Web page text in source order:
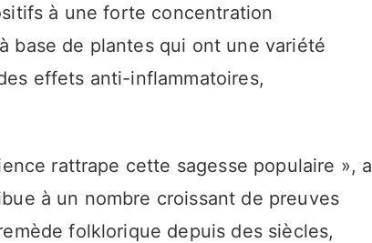
à une forte concentration
base de plantes qui ont une variété
effets anti-inflammatoires,
rattrape cette sagesse populaire », a
à un nombre croissant de preuves
folklorique depuis des siècles,